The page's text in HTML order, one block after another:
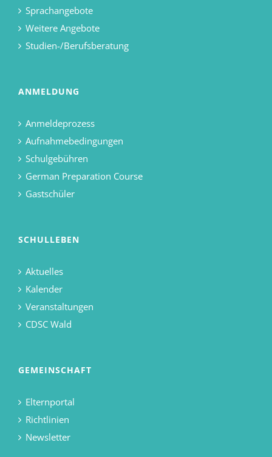
Sprachangebote
Weitere Angebote
Studien-/Berufsberatung
ANMELDUNG
Anmeldeprozess
Aufnahmebedingungen
Schulgebühren
German Preparation Course
Gastschüler
SCHULLEBEN
Aktuelles
Kalender
Veranstaltungen
CDSC Wald
GEMEINSCHAFT
Elternportal
Richtlinien
Newsletter